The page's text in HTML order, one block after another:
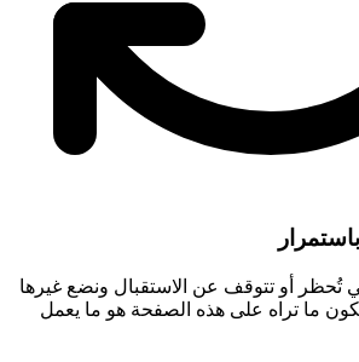
تُحظر أو تتوقف عن الاستقبال ونضع غيرها
يكون ما تراه على هذه الصفحة هو ما يعمل